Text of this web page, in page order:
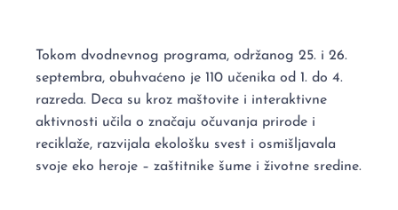
Tokom dvodnevnog programa, održanog 25. i 26.
septembra, obuhvaćeno je 110 učenika od 1. do 4.
razreda. Deca su kroz maštovite i interaktivne
aktivnosti učila o značaju očuvanja prirode i
reciklaže, razvijala ekološku svest i osmišljavala
svoje eko heroje – zaštitnike šume i životne sredine.